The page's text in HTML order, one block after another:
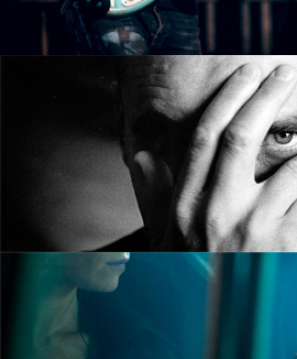
PEDAGOGIE
PHOTOS